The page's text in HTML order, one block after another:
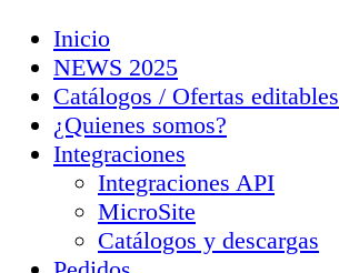
Inicio
NEWS 2025
Catálogos / Ofertas editables
¿Quienes somos?
Integraciones
Integraciones API
MicroSite
Catálogos y descargas